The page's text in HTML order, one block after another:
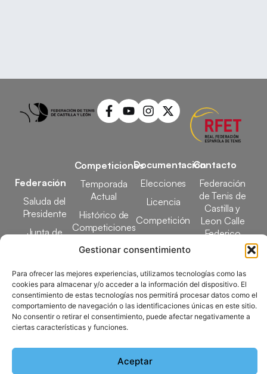
Gestionar consentimiento
Para ofrecer las mejores experiencias, utilizamos tecnologías como las
cookies para almacenar y/o acceder a la información del dispositivo. El
consentimiento de estas tecnologías nos permitirá procesar datos como el
comportamiento de navegación o las identificaciones únicas en este sitio.
No consentir o retirar el consentimiento, puede afectar negativamente a
ciertas características y funciones.
Aceptar
Federación
Saluda del
Presidente
Junta de
Elecciones
Clubes
Federados
Competiciones
Temporada
Actual
Histórico de
Competiciones
Designaciones
Documentación
Elecciones
Licencia
Competición
Docencia
Contacto
Federación
de Tenis de
Castilla y
Leon Calle
Federico
García Lorca,
Valladolid
983 24 94 26
Copyright © 2025 Federación de Tenis de Castilla y León |
Desarrollado por